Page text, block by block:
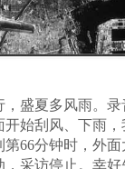
盛夏多风雨。录
开始刮风、下雨
66分钟时，外
，采访停止。幸